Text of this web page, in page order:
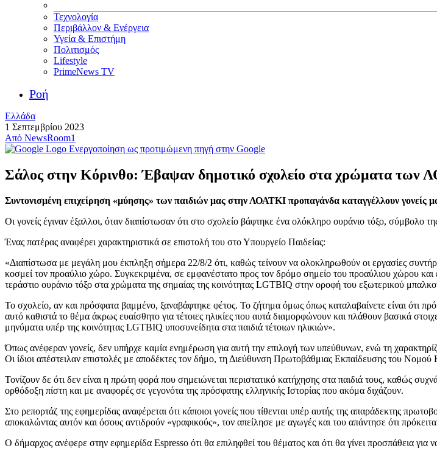
Τεχνολογία
Περιβάλλον & Ενέργεια
Υγεία & Επιστήμη
Πολιτισμός
Lifestyle
PrimeNews TV
Ροή
Ελλάδα
1 Σεπτεμβρίου 2023
Από NewsRoom1
Ενεργοποίηση ως προτιμώμενη πηγή στην Google
Σάλος στην Κόρινθο: Έβαψαν δημοτικό σχολείο στα χρώματα των
Συντονισμένη επιχείρηση «μύησης» των παιδιών μας στην ΛΟΑΤΚΙ προπαγάνδα καταγγέλλουν γονείς
Οι γονείς έγιναν έξαλλοι, όταν διαπίστωσαν ότι στο σχολείο βάφτηκε ένα ολόκληρο ουράνιο τόξο,
Ένας πατέρας αναφέρει χαρακτηριστικά σε επιστολή του στο Υπουργείο Παιδείας:
«Διαπίστωσα με μεγάλη μου έκπληξη σήμερα 22/8/2 ότι, καθώς τείνουν να ολοκληρωθούν οι εργασίες
κοσμεί τον προαύλιο χώρο. Συγκεκριμένα, σε εμφανέστατο προς τον δρόμο σημείο του προαύλιου χώρου
τεράστιο ουράνιο τόξο στα χρώματα της σημαίας της κοινότητας LGTBIQ στην οροφή του εξωτερικού
Το σχολείο, αν και πρόσφατα βαμμένο, ξαναβάφτηκε φέτος. Το ζήτημα όμως όπως καταλαβαίνετε είναι ότι
αυτό καθιστά το θέμα άκρως ευαίσθητο για τέτοιες ηλικίες που αυτά διαμορφώνουν και πλάθουν βασικά
μηνύματα υπέρ της κοινότητας LGTBIQ υποσυνείδητα στα παιδιά τέτοιων ηλικιών».
Όπως ανέφεραν γονείς, δεν υπήρχε καμία ενημέρωση για αυτή την επιλογή των υπεύθυνων, ενώ τη
Οι ίδιοι απέστειλαν επιστολές με αποδέκτες τον δήμο, τη Διεύθυνση Πρωτοβάθμιας Εκπαίδευσης του
Τονίζουν δε ότι δεν είναι η πρώτη φορά που σημειώνεται περιστατικό κατήχησης στα παιδιά τους, καθώς
ορθόδοξη πίστη και με αναφορές σε γεγονότα της πρόσφατης ελληνικής Ιστορίας που ακόμα διχάζουν.
Στο ρεπορτάζ της εφημερίδας αναφέρεται ότι κάποιοι γονείς που τίθενται υπέρ αυτής της απαράδεκτης
αποκαλώντας αυτόν και όσους αντιδρούν «γραφικούς», τον απείλησε με αγωγές και του απάντησε ότι
Ο δήμαρχος ανέφερε στην εφημερίδα Espresso ότι θα επιληφθεί του θέματος και ότι θα γίνει προσπάθεια για